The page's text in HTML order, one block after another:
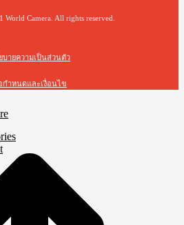
Camera. All rights reserved.
บายความเป็นส่วนตัว
กำหนดและเงื่อนไข